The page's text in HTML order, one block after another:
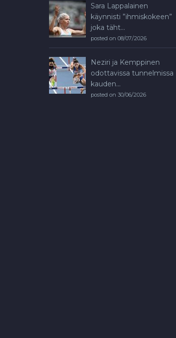
Sara Lappalainen
käynnisti ”ihmiskokeen”
joka täht...
posted on 08/07/2026
Neziri ja Kemppinen
odottavissa tunnelmissa
kauden...
posted on 30/06/2026